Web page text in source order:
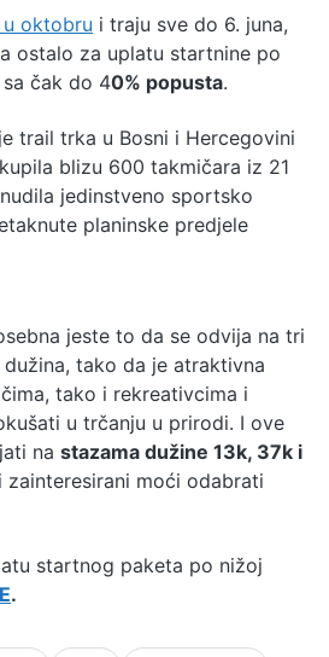
oktobru i traju sve do 6. juna,
ostalo za uplatu startnine po
čak do 40% popusta.
trail trka u Bosni i Hercegovini
blizu 600 takmičara iz 21
jedinstveno sportsko
planinske predjele
jeste to da se odvija na tri
tako da je atraktivna
tako i rekreativcima i
u trčanju u prirodi. I ove
na stazama dužine 13k, 37k i
zainteresirani moći odabrati
startnog paketa po nižoj
.